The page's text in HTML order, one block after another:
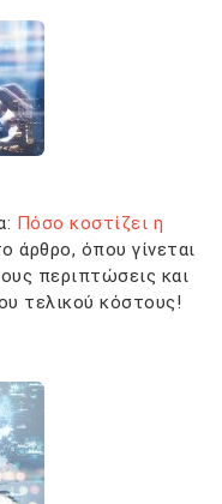
Πόσο κοστίζει η
άρθρο, όπου γίνεται
περιπτώσεις και
τελικού κόστους!